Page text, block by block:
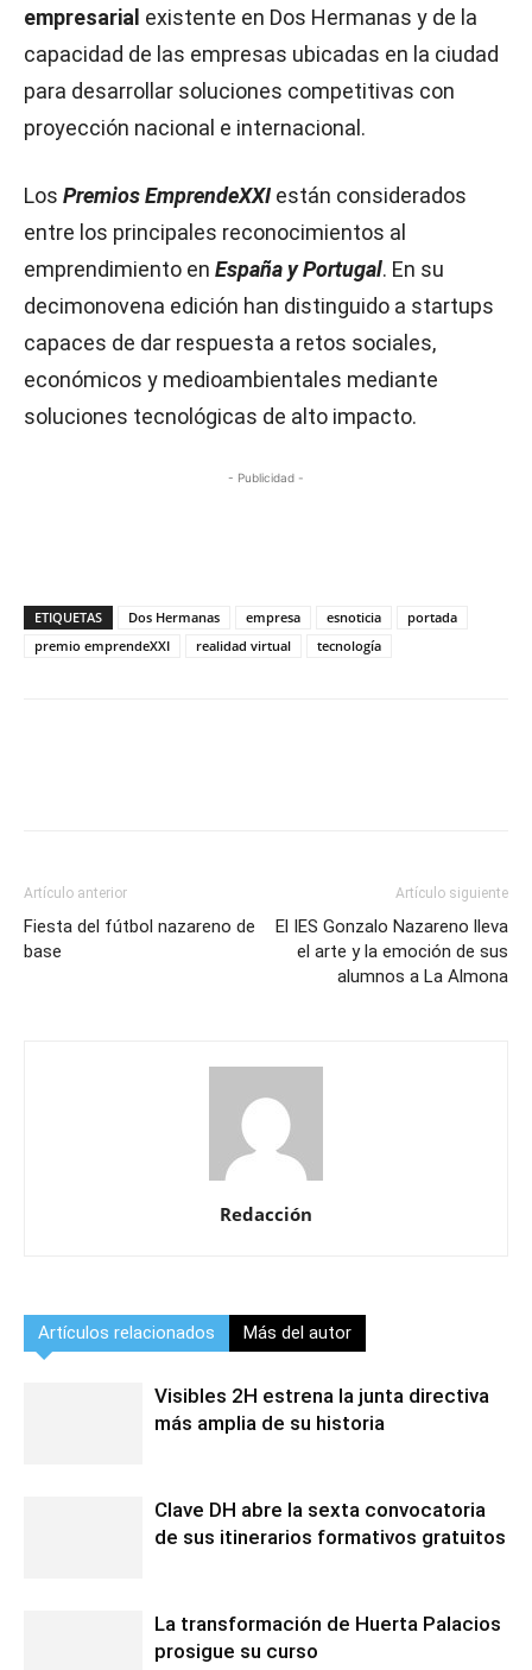
empresarial existente en Dos Hermanas y de la
capacidad de las empresas ubicadas en la ciudad
para desarrollar soluciones competitivas con
proyección nacional e internacional.
Los Premios EmprendeXXI están considerados
entre los principales reconocimientos al
emprendimiento en España y Portugal. En su
decimonovena edición han distinguido a startups
capaces de dar respuesta a retos sociales,
económicos y medioambientales mediante
soluciones tecnológicas de alto impacto.
- Publicidad -
ETIQUETAS Dos Hermanas empresa esnoticia
portada
premio emprendeXXI
realidad virtual tecnología
Artículo anterior
Fiesta del fútbol nazareno de
base
Artículo siguiente
El IES Gonzalo Nazareno lleva
el arte y la emoción de sus
alumnos a La Almona
Redacción
Artículos relacionados Más del autor
Visibles 2H estrena la junta directiva
más amplia de su historia
Clave DH abre la sexta convocatoria
de sus itinerarios formativos gratuitos
La transformación de Huerta Palacios
prosigue su curso